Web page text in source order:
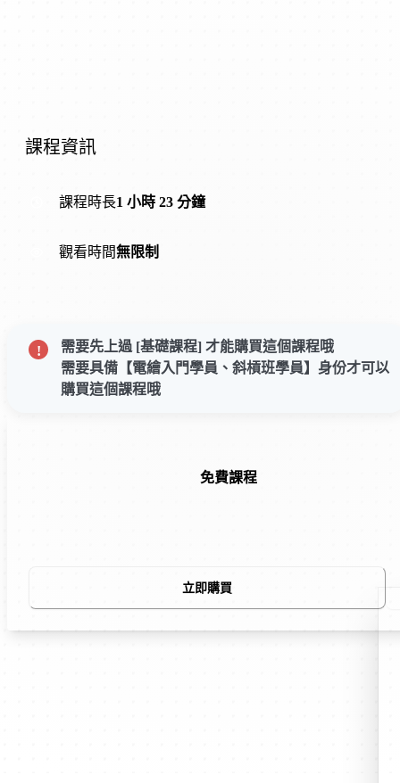
課程資訊
課程時長1 小時 23 分鐘
觀看時間無限制
需要先上過 [基礎課程] 才能購買這個課程哦
需要具備【電繪入門學員、斜槓班學員】身份才可以
購買這個課程哦
免費課程
立即購買